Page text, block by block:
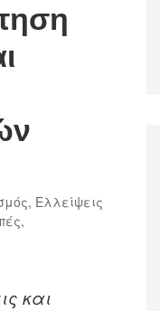
, Ελλείψεις
,
και